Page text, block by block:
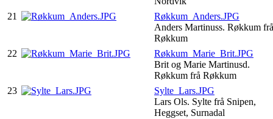
21
Røkkum_Anders.JPG
Anders Martinuss. Røkkum frå
Røkkum
22
Røkkum_Marie_Brit.JPG
Brit og Marie Martinusd.
Røkkum frå Røkkum
23
Sylte_Lars.JPG
Lars Ols. Sylte frå Snipen,
Heggset, Surnadal